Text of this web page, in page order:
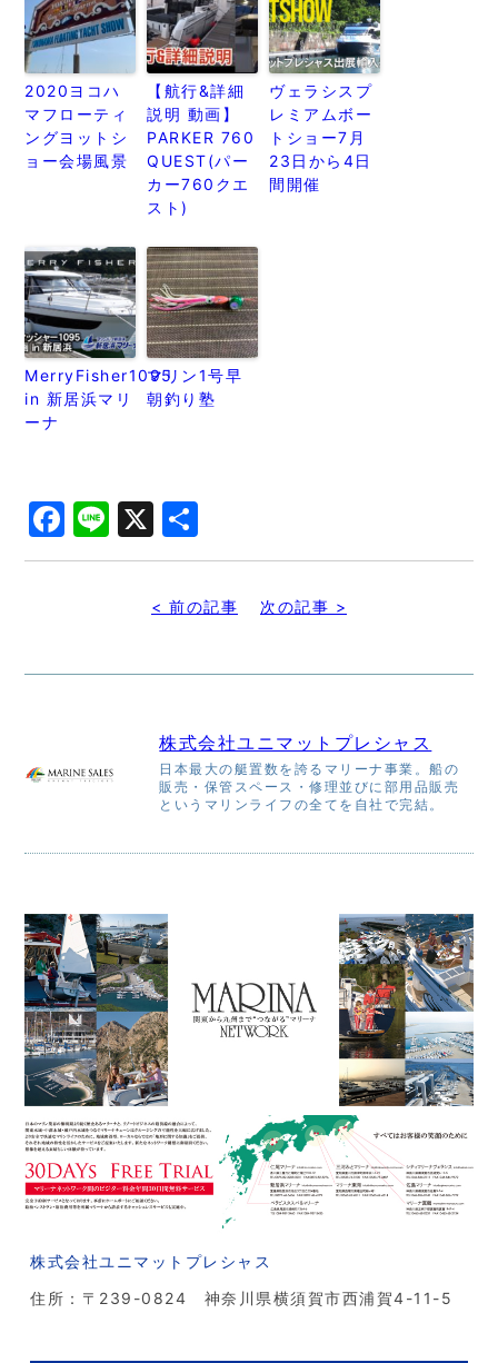
2020ヨコハ
マフローティ
ングヨットシ
ョー会場風景
【航行&詳細
説明 動画】
PARKER 760
QUEST(パー
カー760クエ
スト)
ヴェラシスプ
レミアムボー
トショー7月
23日から4日
間開催
MerryFisher1095
in 新居浜マリ
ーナ
マリン1号早
朝釣り塾
Facebook
Line
X
有
< 前の記事 次の記事 >
株式会社ユニマットプレシャス
日本最大の艇置数を誇るマリーナ事業。船の
販売・保管スペース・修理並びに部用品販売
というマリンライフの全てを自社で完結。
株式会社ユニマットプレシャス
住所：〒239-0824 神奈川県横須賀市西浦賀4-11-5